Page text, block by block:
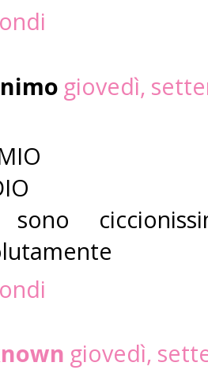
giovedì,
giovedì,